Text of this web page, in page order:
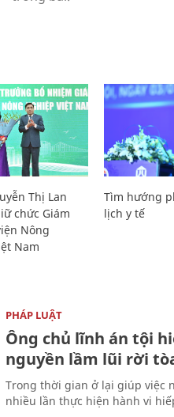
Thị Lan
chức Giám
Nông
Nam
Tìm hướng
lịch y tế
PHÁP LUẬT
Ông chủ lĩnh án tội
nguyền lầm lũi rời
Trong thời gian ở lại giúp việc
nhiều lần thực hiện hành vi